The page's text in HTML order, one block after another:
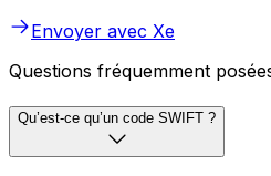
Envoyer avec Xe
Questions fréquemment
Qu’est-ce qu’un code SWIFT ?